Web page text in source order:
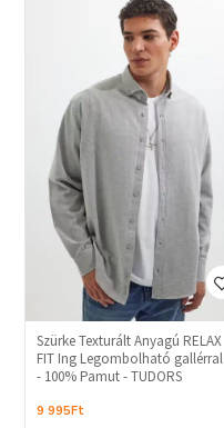
Szürke Texturált Anyagú RELAX
FIT Ing Legombolható gallérral
- 100% Pamut - TUDORS
9 995Ft